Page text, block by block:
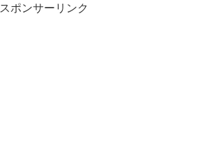
スポンサーリンク